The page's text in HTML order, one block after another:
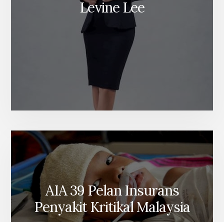
Levine Lee
AIA 39 Pelan Insurans
Penyakit Kritikal Malaysia